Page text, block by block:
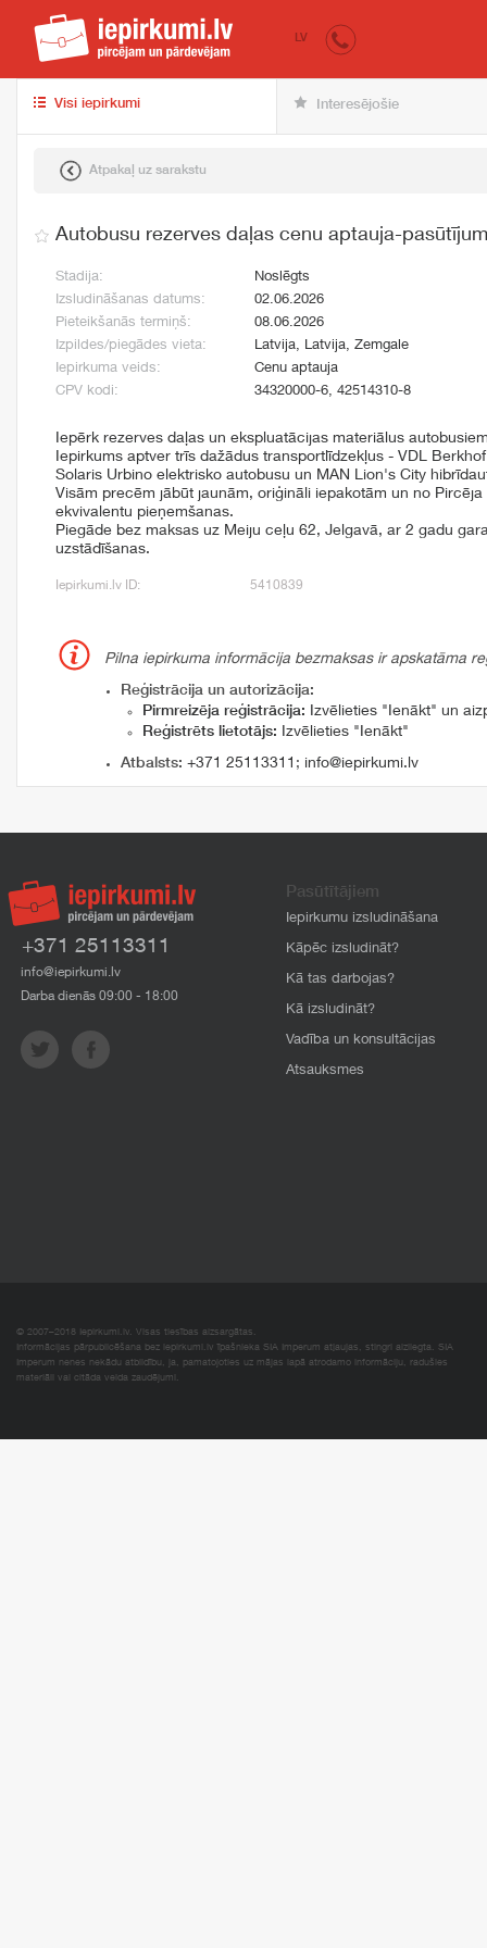
iepirkumi.lv
LV
Visi iepirkumi Interesējošie
Atpakaļ uz sarakstu
Autobusu rezerves daļas cenu aptauja-
Stadija:
Noslēgts
Izsludināšanas datums:
02.06.2026
Pieteikšanās termiņš:
08.06.2026
Izpildes/piegādes vieta:
Latvija, Latvija, Zemgale
Iepirkuma veids:
Cenu aptauja
CPV kodi:
34320000-6, 42514310-8
Iepērk rezerves daļas un ekspluatācijas materiālus
Iepirkums aptver trīs dažādus transportlīdzekļus - VDL
Solaris Urbino elektrisko autobusu un MAN Lion's City
Visām precēm jābūt jaunām, oriģināli iepakotām un no
ekvivalentu pieņemšanas.
Piegāde bez maksas uz Meiju ceļu 62, Jelgavā, ar 2 gadu
uzstādīšanas.
Iepirkumi.lv ID: 5410839
Pilna iepirkuma informācija bezmaksas ir apskatāma
Reģistrācija un autorizācija:
Pirmreizēja reģistrācija: Izvēlieties "Ienākt" un
Reģistrēts lietotājs: Izvēlieties "Ienākt"
Atbalsts: +371 25113311 ; info@iepirkumi.lv
+371 25113311
info@iepirkumi.lv
Darba dienās 09:00 - 18:00
Pasūtītājiem
Iepirkumu izsludināšana
Kāpēc izsludināt?
Kā tas darbojas?
Kā izsludināt?
Vadība un konsultācijas
Atsauksmes
© 2007–2018 Iepirkumi.lv. Visas tiesības aizsargātas.
Informācijas pārpublicēšana bez iepirkumi.lv īpašnieka SIA Imperum atļaujas, stingri aizliegta. SIA
Imperum nenes nekādu atbildību, ja, pamatojoties uz mājas lapā atrodamo informāciju, radušies
materiāli vai citāda veida zaudējumi.